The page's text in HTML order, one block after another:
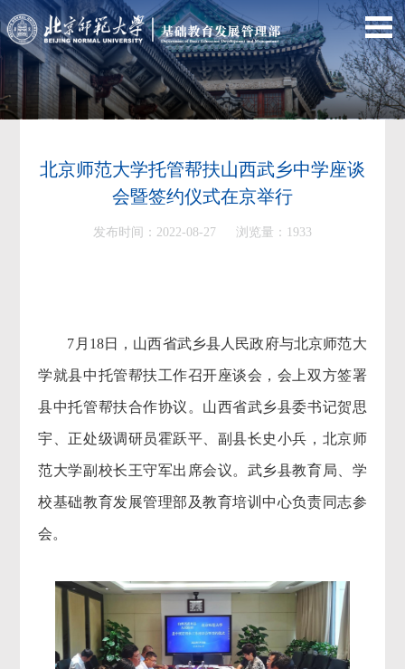
北京师范大学托管帮扶山西武乡中学座谈
会暨签约仪式在京举行
发布时间：2022-08-27 浏览量： 1933
7月18日，山西省武乡县人民政府与北京师范大
学就县中托管帮扶工作召开座谈会，会上双方签署
县中托管帮扶合作协议。山西省武乡县委书记贺思
宇、正处级调研员霍跃平、副县长史小兵，北京师
范大学副校长王守军出席会议。武乡县教育局、学
校基础教育发展管理部及教育培训中心负责同志参
会。